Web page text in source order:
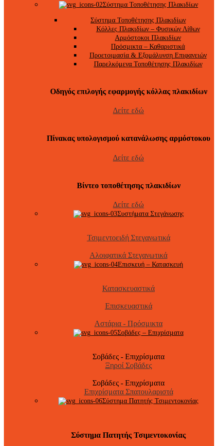
Σύστημα Τοποθέτησης Πλακιδίων
Σύστημα Τοποθέτησης Πλακιδίων
Κόλλες Πλακιδίων – Φυσικών Λίθων
Αρμόστοκοι Πλακιδίων
Πρόσμικτα – Καθαριστικά
Προετοιμασία & Εξομάλυνση Επιφανειών
Παρελκόμενα Τοποθέτησης Πλακιδίων
Οδηγός επιλογής εφαρμογής κόλλας πλακιδίων
Δείτε εδώ
Πίνακας υπολογισμού κατανάλωσης αρμόστοκου
Δείτε εδώ
Βίντεο τοποθέτησης πλακιδίων
Δείτε εδώ
Συστήματα Στεγάνωσης
Τσιμεντοειδή Στεγανωτικά
Αλοιφατικά Στεγανωτικά
Επισκευή – Κατασκευή
Κατασκευαστικά
Επισκευαστικά
Αστάρια - Πρόσμικτα
Σοβάδες – Επιχρίσματα
Σοβάδες - Επιχρίσματα
Ξηροί Σοβάδες
Σοβάδες - Επιχρίσματα
Επιχρίσματα Σπατουλαριστά
Σύστημα Πατητής Τσιμεντοκονίας
Σύστημα Πατητής Τσιμεντοκονίας